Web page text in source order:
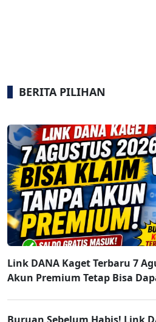
BERITA PILIHAN
Link DANA Kaget Terbaru 7
Akun Premium Tetap Bisa
Buruan Sebelum Habis! Link